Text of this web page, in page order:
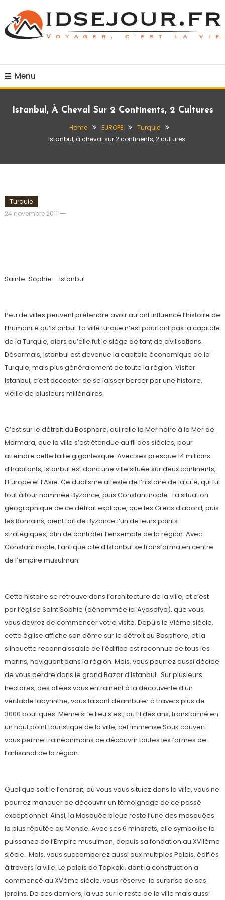
Content
Menu
Istanbul, À Cheval Sur 2 Continents, 2 Cultures
Home EUROPE
Turquie
Istanbul, à cheval sur 2 continents, 2 cultures
Turquie
24 novembre 2011
admin
Sainte-Sophie – Istanbul
Peu de villes peuvent prétendre avoir autant influencé l’histoire de
l’humanité qu’Istanbul. La ville turque n’est pourtant pas la capitale
de la Turquie, alors qu’elle fut le siège de tant de civilisations.
Désormais, Istanbul est devenue la capitale économique de la
Turquie, mais plus généralement de toute la région. Visiter
Istanbul, c’est accepter de se laisser bercer par une histoire,
vieille de plusieurs millénaires.
C’est sur le détroit du Bosphore, qui relie la Mer noire à la Mer de
Marmara, que la ville s’est étendue au fil des siècles, pour
atteindre cette taille gigantesque. Avec ses presque 14 millions
d’habitants, Istanbul est donc une ville située sur deux continents,
l’Europe et l’Asie. Ce dualisme atteste de l’histoire de la cité, qui fut
tout à tour nommée Byzance, puis Constantinople. La situation
géographique de ce détroit explique, que les Grecs d’abord, puis
les Romains, aient fait de Byzance l’un de leurs points
stratégiques, afin de contrôler l’ensemble de la région. Avec
Constantinople, l’antique cité d’Istanbul se transforma en centre
de l’empire musulman.
Cette histoire se retrouve dans l’architecture de la ville, et c’est
par l’église Saint Sophie (dénommée ici Ayasofya), que vous
vous devrez de commencer votre visite. Depuis le VIème siècle,
cette église affiche son dôme sur le détroit du Bosphore, et la
silhouette reconnaissable de l’édifice est reconnue de tous les
marins, naviguant dans la région. Mais, vous pourrez aussi décide
de vous perdre dans le grand Bazar d’Istanbul. Sur plusieurs
hectares, des allées vous entrainent à la découverte d’un
véritable labyrinthe, vous faisant déambuler à travers plus de
3000 boutiques. Même si le lieu s’est, au fil des ans, transformé en
un haut point touristique de la ville, cet immense Souk couvert
vous permettra néanmoins de découvrir toutes les formes de
l’artisanat de la région.
Quel que soit le l’endroit, où vous vous situiez dans la ville, vous ne
pourrez manquer de découvrir un témoignage de ce passé
exceptionnel. Ainsi, la Mosquée bleue reste l’une des mosquées
la plus réputée au Monde. Avec ses 6 minarets, elle symbolise la
puissance de l’Empire musulman, depuis sa fondation au XVIIème
siècle. Mais, vous succomberez aussi aux multiples Palais, édifiés
à travers la ville. Le palais de Topkaki, dont la construction a
commencé au XVème siècle, vous réserve la surprise de ses
jardins. De ces derniers, la vue sur le reste de la ville mais aussi